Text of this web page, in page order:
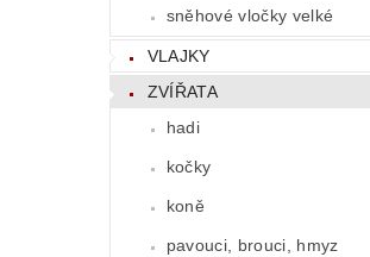
sněhové vločky velké
VLAJKY
ZVÍŘATA
hadi
kočky
koně
pavouci, brouci, hmyz